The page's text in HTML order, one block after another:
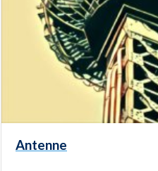
Antenne